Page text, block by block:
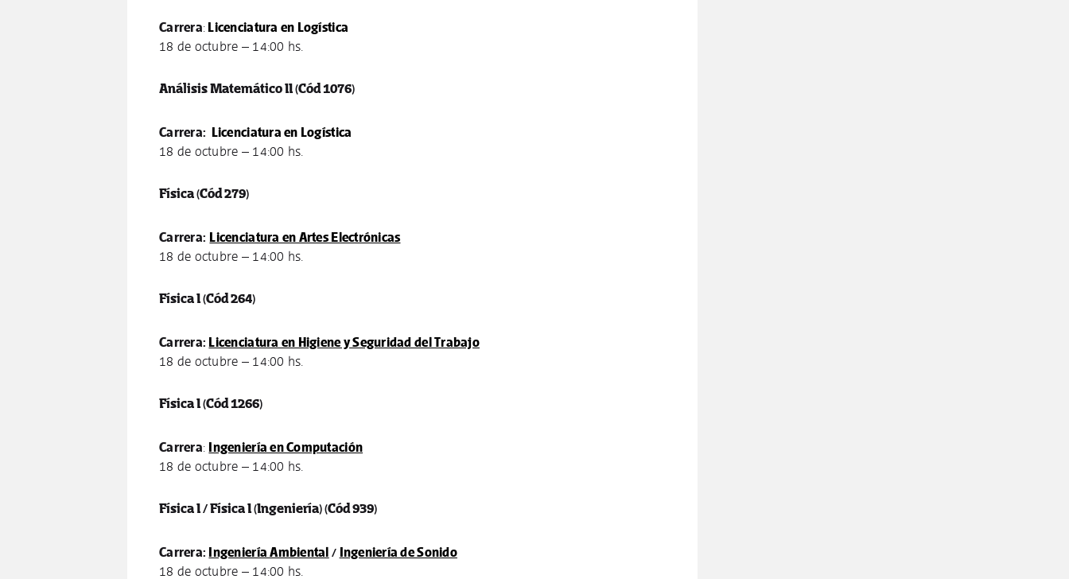
Carrera: Licenciatura en Logística
18 de octubre – 14:00 hs.
Análisis Matemático II(Cód 1076)
Carrera: Licenciatura en Logística
18 de octubre – 14:00 hs.
Física(Cód 279)
Carrera: Licenciatura en Artes Electrónicas
18 de octubre – 14:00 hs.
Física I(Cód 264)
Carrera: Licenciatura en Higiene y Seguridad del Trabajo
18 de octubre – 14:00 hs.
Física I(Cód 1266)
Carrera: Ingeniería en Computación
18 de octubre – 14:00 hs.
Física I / Física I (Ingeniería)(Cód 939)
Carrera: Ingeniería Ambiental / Ingeniería de Sonido
18 de octubre – 14:00 hs.